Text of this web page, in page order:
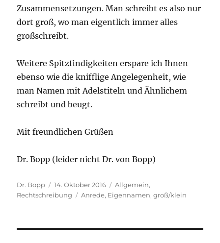
Zusammensetzungen. Man schreibt es also nur
dort groß, wo man eigentlich immer alles
großschreibt.
Weitere Spitzfindigkeiten erspare ich Ihnen
ebenso wie die knifflige Angelegenheit, wie
man Namen mit Adelstiteln und Ähnlichem
schreibt und beugt.
Mit freundlichen Grüßen
Dr. Bopp (leider nicht Dr. von Bopp)
Autor
Dr. Bopp
Veröffentlicht
am
14. Oktober 2016 Kategorien
Allgemein,
Rechtschreibung
Schlagwörter
Anrede, Eigennamen,groß/klein